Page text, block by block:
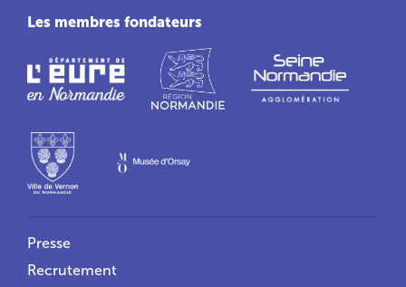
Les membres fondateurs
Liens utiles
Presse
Recrutement